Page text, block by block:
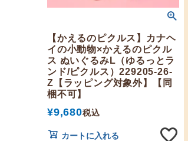
【かえるのピクルス】カナヘ
イの小動物×かえるのピクル
ス ぬいぐるみL（ゆるっとラ
ンド/ピクルス）229205-26-
Z【ラッピング対象外】【同
梱不可】
¥9,680税込
カートに入れる